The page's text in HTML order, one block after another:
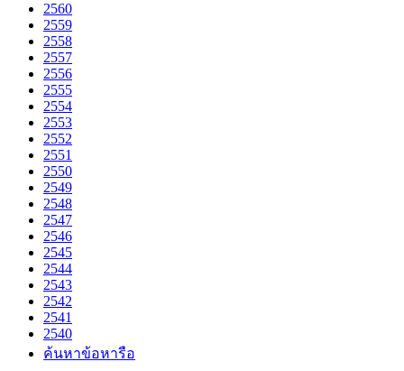
2560
2559
2558
2557
2556
2555
2554
2553
2552
2551
2550
2549
2548
2547
2546
2545
2544
2543
2542
2541
2540
ค้นหาข้อหารือ